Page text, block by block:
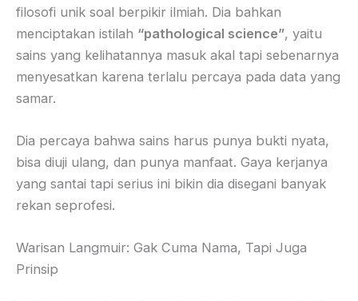
filosofi unik soal berpikir ilmiah. Dia bahkan
menciptakan istilah “pathological science”, yaitu
sains yang kelihatannya masuk akal tapi sebenarnya
menyesatkan karena terlalu percaya pada data yang
samar.
Dia percaya bahwa sains harus punya bukti nyata,
bisa diuji ulang, dan punya manfaat. Gaya kerjanya
yang santai tapi serius ini bikin dia disegani banyak
rekan seprofesi.
Warisan Langmuir: Gak Cuma Nama, Tapi Juga
Prinsip